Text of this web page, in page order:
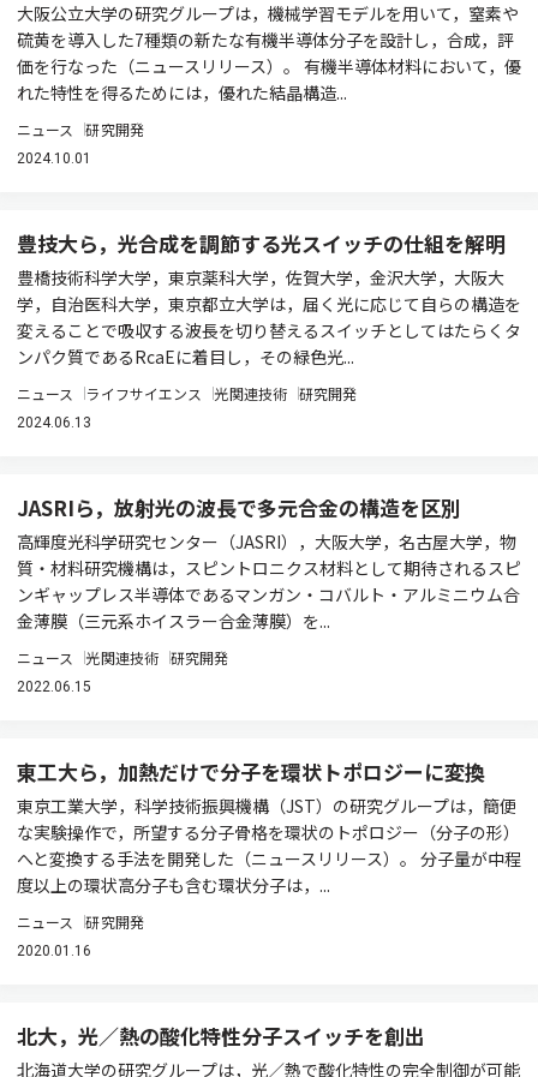
大阪公立大学の研究グループは，機械学習モデルを用いて，窒素や
硫黄を導入した7種類の新たな有機半導体分子を設計し，合成，評
価を行なった（ニュースリリース）。 有機半導体材料において，優
れた特性を得るためには，優れた結晶構造...
ニュース 研究開発
2024.10.01
豊技大ら，光合成を調節する光スイッチの仕組を解明
豊橋技術科学大学，東京薬科大学，佐賀大学，金沢大学，大阪大
学，自治医科大学，東京都立大学は，届く光に応じて自らの構造を
変えることで吸収する波長を切り替えるスイッチとしてはたらくタ
ンパク質であるRcaEに着目し，その緑色光...
ニュース ライフサイエンス 光関連技術 研究開発
2024.06.13
JASRIら，放射光の波長で多元合金の構造を区別
高輝度光科学研究センター（JASRI），大阪大学，名古屋大学，物
質・材料研究機構は，スピントロニクス材料として期待されるスピ
ンギャップレス半導体であるマンガン・コバルト・アルミニウム合
金薄膜（三元系ホイスラー合金薄膜）を...
ニュース 光関連技術 研究開発
2022.06.15
東工大ら，加熱だけで分子を環状トポロジーに変換
東京工業大学，科学技術振興機構（JST）の研究グループは，簡便
な実験操作で，所望する分子骨格を環状のトポロジー（分子の形）
へと変換する手法を開発した（ニュースリリース）。 分子量が中程
度以上の環状高分子も含む環状分子は，...
ニュース 研究開発
2020.01.16
北大，光／熱の酸化特性分子スイッチを創出
北海道大学の研究グループは，光／熱で酸化特性の完全制御が可能